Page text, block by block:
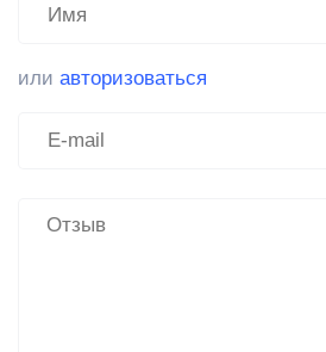
или авторизоваться